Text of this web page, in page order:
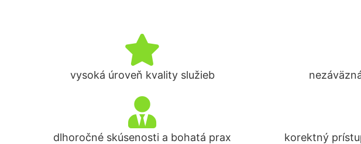
vysoká úroveň kvality služieb
dlhoročné skúsenosti a bohatá prax korektný